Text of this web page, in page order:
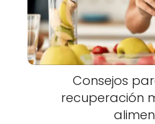
Consejos
recuperación